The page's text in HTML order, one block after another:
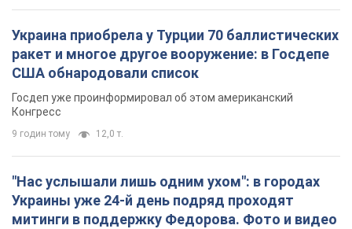
Украина приобрела у Турции 70 баллистических
ракет и многое другое вооружение: в Госдепе
США обнародовали список
Госдеп уже проинформировал об этом американский
Конгресс
9 годин тому 12,0 т.
"Нас услышали лишь одним ухом": в городах
Украины уже 24-й день подряд проходят
митинги в поддержку Федорова. Фото и видео